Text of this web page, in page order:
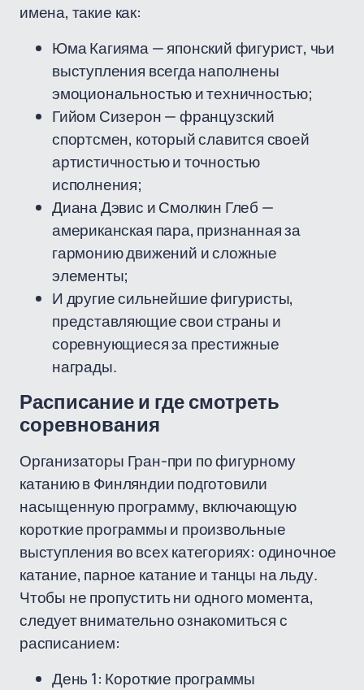
имена, такие как:
Юма Кагияма — японский фигурист, чьи
выступления всегда наполнены
эмоциональностью и техничностью;
Гийом Сизерон — французский
спортсмен, который славится своей
артистичностью и точностью
исполнения;
Диана Дэвис и Смолкин Глеб —
американская пара, признанная за
гармонию движений и сложные
элементы;
И другие сильнейшие фигуристы,
представляющие свои страны и
соревнующиеся за престижные
награды.
Расписание и где смотреть
соревнования
Организаторы Гран-при по фигурному
катанию в Финляндии подготовили
насыщенную программу, включающую
короткие программы и произвольные
выступления во всех категориях: одиночное
катание, парное катание и танцы на льду.
Чтобы не пропустить ни одного момента,
следует внимательно ознакомиться с
расписанием:
День 1: Короткие программы